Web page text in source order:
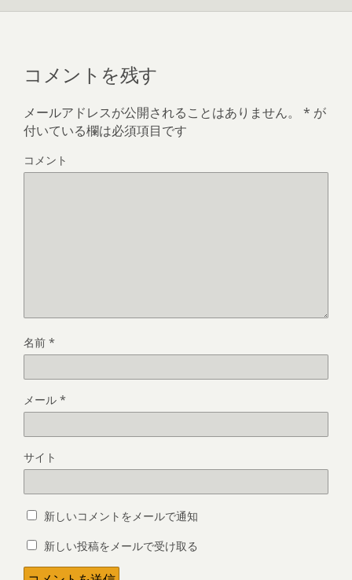
コメントを残す
メールアドレスが公開されることはありません。 * が
付いている欄は必須項目です
コメント
名前 *
メール *
サイト
新しいコメントをメールで通知
新しい投稿をメールで受け取る